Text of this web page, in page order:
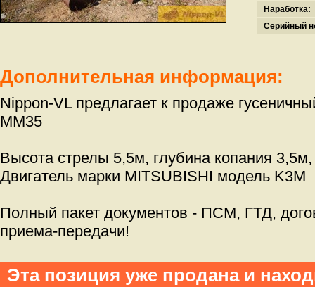
Наработка:
Серийный
Дополнительная информация:
Nippon-VL предлагает к продаже
MM35
Высота стрелы 5,5м, глубина копания
Двигатель марки MITSUBISHI модель K3М
Полный пакет документов - ПСМ, ГТД,
приема-передачи!
Эта позиция уже продана и